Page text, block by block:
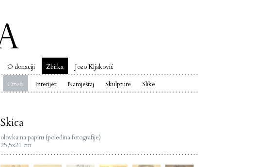
O donaciji Zbirka
Jozo Kljaković
Crteži
Interijer Namještaj Skulpture Slike
Skica
olovka na papiru (poleđina fotografije)
25,5x21 cm